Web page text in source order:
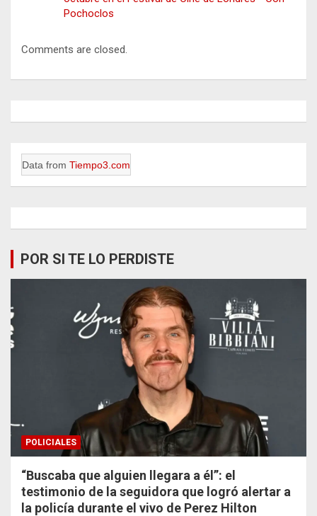
Pochoclos
Comments are closed.
Data from Tiempo3.com
POR SI TE LO PERDISTE
POLICIALES
“Buscaba que alguien llegara a él”: el
testimonio de la seguidora que logró alertar a
la policía durante el vivo de Perez Hilton